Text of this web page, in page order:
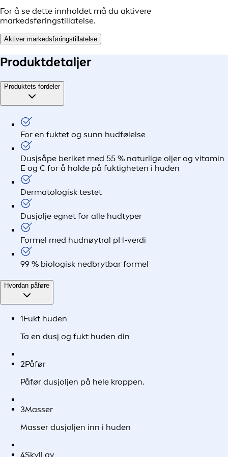
For å se dette innholdet må du aktivere
markedsføringstillatelse.
Aktiver markedsføringstillatelse
Produktdetaljer
Produktets fordeler
For en fuktet og sunn hudfølelse
Dusjsåpe beriket med 55 % naturlige oljer og vitamin
E og C for å holde på fuktigheten i huden
Dermatologisk testet
Dusjolje egnet for alle hudtyper
Formel med hudnøytral pH-verdi
99 % biologisk nedbrytbar formel
Hvordan påføre
1Fukt huden
Ta en dusj og fukt huden din
2Påfør
Påfør dusjoljen på hele kroppen.
3Masser
Masser dusjoljen inn i huden
4Skyll av